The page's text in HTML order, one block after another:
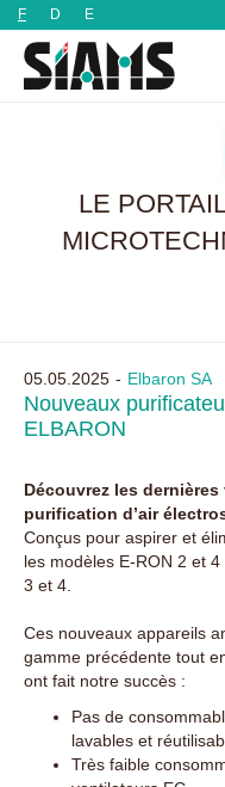
F D E
LE
05.05.2025 Elbaron SA
Nouveaux
ELBARON
Découvrez les
purification d’air
Conçus pour aspirer et
les modèles E-RON 2 et
3 et 4.
Ces nouveaux appareils
gamme précédente tout
ont fait notre succès :
Pas de
lavables et
Très faible
Panneau de gestion des